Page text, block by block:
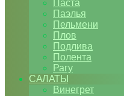
Паста
Паэлья
Пельмени
Плов
Подлива
Полента
Рагу
САЛАТЫ
Винегрет